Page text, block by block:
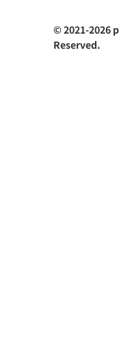
© 2021-2026
Reserved.